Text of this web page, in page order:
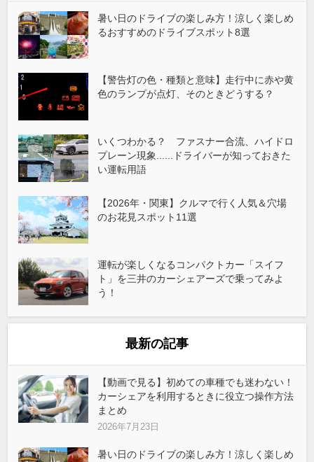
暑い日のドライブの楽しみ方！涼しく楽しめ
るおすすめのドライブスポット8選
【警告灯の色・種類と意味】走行中に赤や黄
色のランプが点灯、そのときどうする？
いくつわかる？ ファスナー合流、ハイドロ
プレーン現象......ドライバーが知っておきた
い運転用語
【2026年・関東】クルマで行く人気＆穴場
のお花見スポット11選
運転が楽しくなるコンパクトカー「スイフ
ト」を三井のカーシェアーズで乗ってみよ
う！
最新の記事
【動画で見る】初めての車種でも迷わない！
カーシェアを利用するときに役立つ操作方法
まとめ
2026年7月23日
暑い日のドライブの楽しみ方！涼しく楽しめ